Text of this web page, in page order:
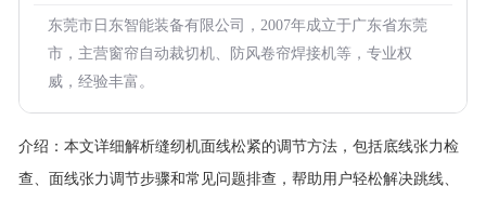
东莞市日东智能装备有限公司，2007年成立于广东省东莞
市，主营窗帘自动裁切机、防风卷帘焊接机等，专业权
威，经验丰富。
介绍： 本文详细解析缝纫机面线松紧的调节方法，包括底线张力检
查、面线张力调节步骤和常见问题排查，帮助用户轻松解决跳线、